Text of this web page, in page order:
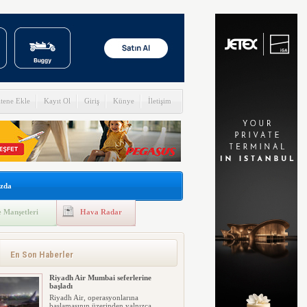
Ekle Kayıt Ol Giriş Künye İletişim
Manşetleri Hava Radar
En Son Haberler
Riyadh Air Mumbai seferlerine
başladı
Riyadh Air, operasyonlarına